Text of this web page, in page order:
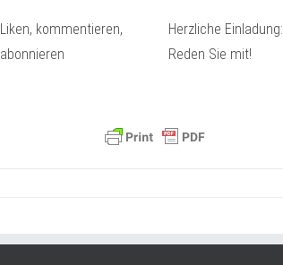
Liken, kommentieren,
abonnieren
Herzliche Einladung:
Reden Sie mit!